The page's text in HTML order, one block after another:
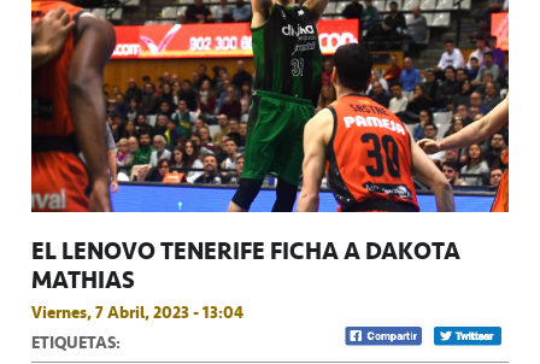
EL LENOVO TENERIFE FICHA A DAKOTA
MATHIAS
Viernes, 7 Abril, 2023 - 13:04
ETIQUETAS: